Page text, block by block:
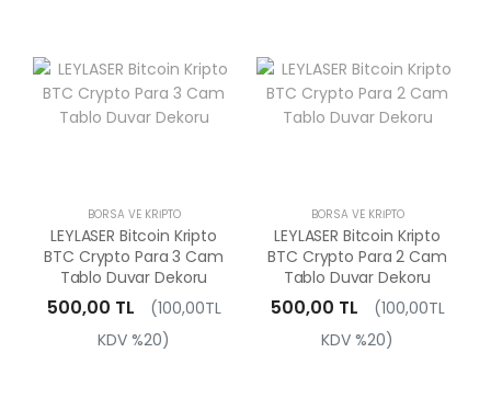
BORSA VE KRIPTO
LEYLASER Bitcoin Kripto
BTC Crypto Para 3 Cam
Tablo Duvar Dekoru
500,00 TL
(100,00TL
KDV %20)
BORSA VE KRIPTO
LEYLASER Bitcoin Kripto
BTC Crypto Para 2 Cam
Tablo Duvar Dekoru
500,00 TL
(100,00TL
KDV %20)